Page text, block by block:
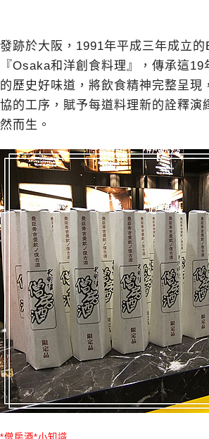
發跡於大阪， 1991年平成三年成立的
『Osaka和洋創食料理』，傳承這19
的歷史好味道，將飲食精神完整呈
協的工序，賦予每道料理新的詮釋
然而生。